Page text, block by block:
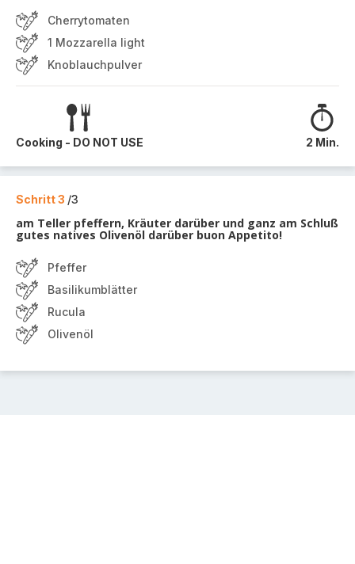
Cherrytomaten
1 Mozzarella light
Knoblauchpulver
Cooking - DO NOT USE 2 Min.
Schritt 3 /3
am Teller pfeffern, Kräuter darüber und ganz am Schluß
gutes natives Olivenöl darüber buon Appetito!
Pfeffer
Basilikumblätter
Rucula
Olivenöl